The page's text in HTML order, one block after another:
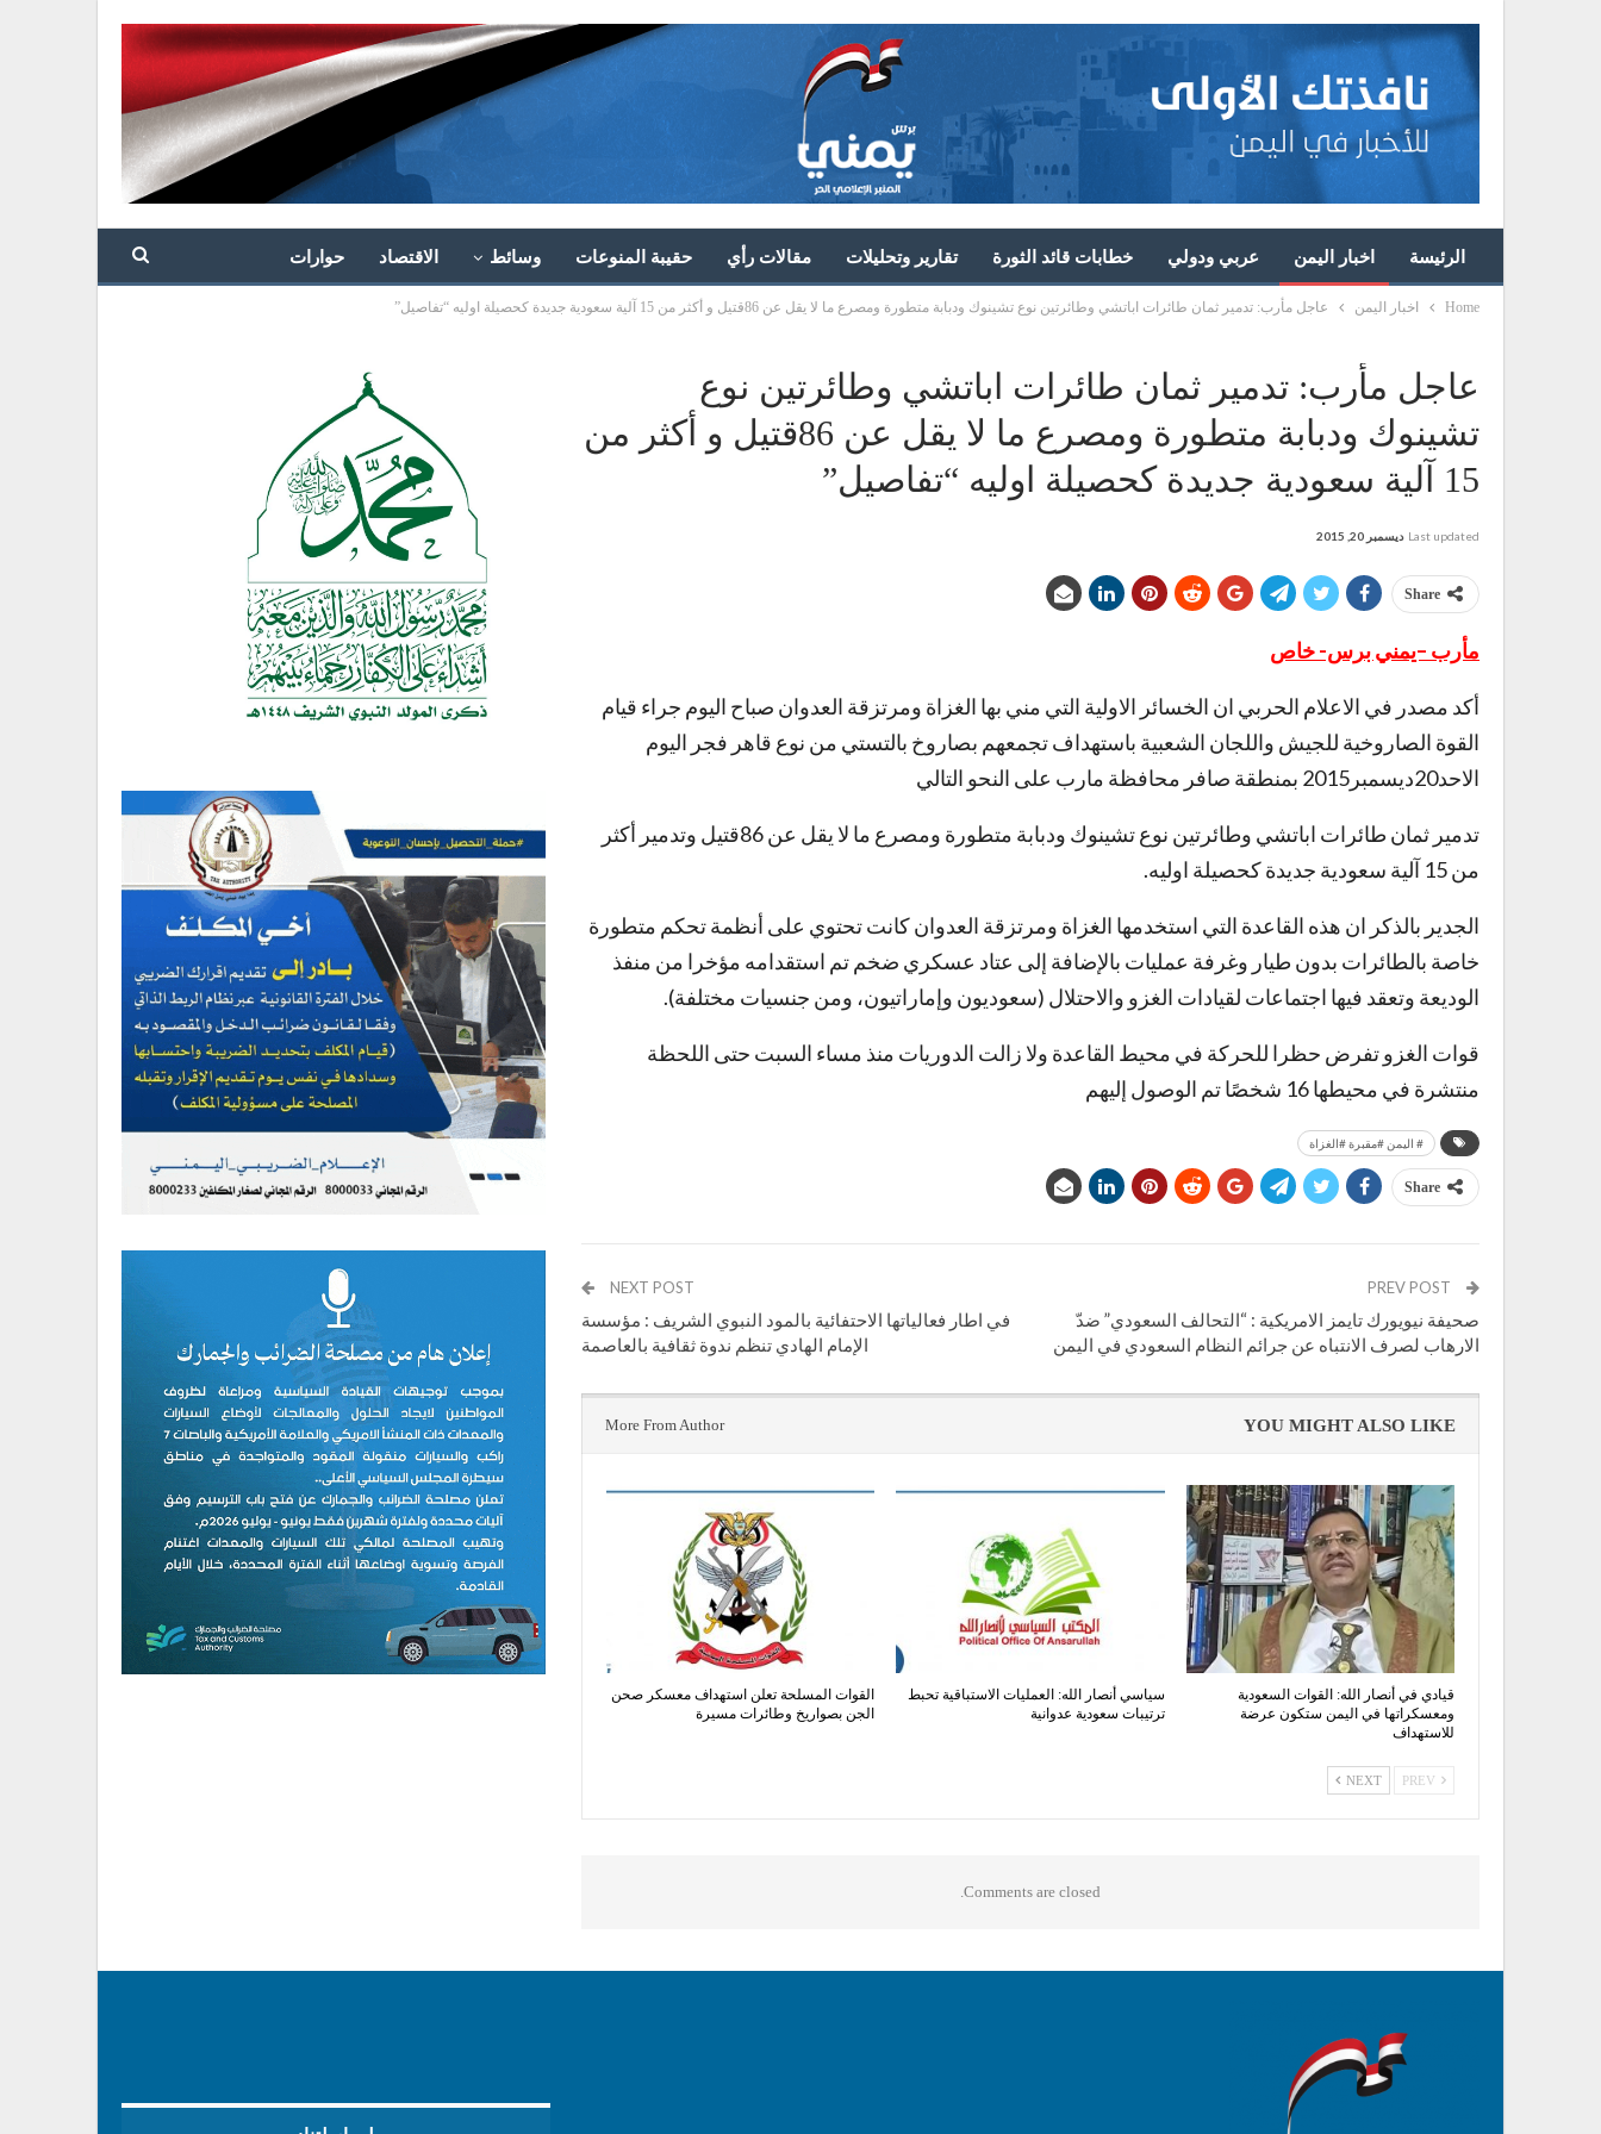
الرئيسة اخبار اليمن عربي ودولي خطابات قائد الثورة تقارير وتحليلات مقالات رأي حقيبة المنوعات وسائط الاقتصاد حوارات
Home اخبار اليمن عاجل مأرب: تدمير ثمان طائرات اباتشي وطائرتين نوع تشينوك ودبابة متطورة ومصرع ما لا يقل عن 86قتيل و أكثر من 15 آلية سعودية جديدة كحصيلة اوليه “تفاصيل”
عاجل مأرب: تدمير ثمان طائرات اباتشي وطائرتين نوع
تشينوك ودبابة متطورة ومصرع ما لا يقل عن 86قتيل و أكثر من
15 آلية سعودية جديدة كحصيلة اوليه “تفاصيل”
Last updated ديسمبر 20, 2015
Share
مأرب –يمني برس- خاص
أكد مصدر في الاعلام الحربي ان الخسائر الاولية التي مني بها الغزاة ومرتزقة العدوان صباح اليوم جراء قيام
القوة الصاروخية للجيش واللجان الشعبية باستهداف تجمعهم بصاروخ بالتستي من نوع قاهر فجر اليوم
الاحد20ديسمبر2015 بمنطقة صافر محافظة مارب على النحو التالي
تدمير ثمان طائرات اباتشي وطائرتين نوع تشينوك ودبابة متطورة ومصرع ما لا يقل عن 86قتيل وتدمير أكثر
من 15 آلية سعودية جديدة كحصيلة اوليه.
الجدير بالذكر ان هذه القاعدة التي استخدمها الغزاة ومرتزقة العدوان كانت تحتوي على أنظمة تحكم متطورة
خاصة بالطائرات بدون طيار وغرفة عمليات بالإضافة إلى عتاد عسكري ضخم تم استقدامه مؤخرا من منفذ
الوديعة وتعقد فيها اجتماعات لقيادات الغزو والاحتلال (سعوديون وإماراتيون، ومن جنسيات مختلفة).
قوات الغزو تفرض حظرا للحركة في محيط القاعدة ولا زالت الدوريات منذ مساء السبت حتى اللحظة
منتشرة في محيطها 16 شخصًا تم الوصول إليهم
# اليمن #مقبرة #الغزاة
Share
صحيفة نيويورك تايمز الامريكية : “التحالف السعودي” ضدّ
الارهاب لصرف الانتباه عن جرائم النظام السعودي في اليمن
NEXT POST
في اطار فعالياتها الاحتفائية بالمود النبوي الشريف : مؤسسة
الإمام الهادي تنظم ندوة ثقافية بالعاصمة
YOU MIGHT ALSO LIKE
More From Author
قيادي في أنصار الله: القوات السعودية
ومعسكراتها في اليمن ستكون عرضة
للاستهداف
سياسي أنصار الله: العمليات الاستباقية تحبط
ترتيبات سعودية عدوانية
القوات المسلحة تعلن استهداف معسكر صحن
الجن بصواريخ وطائرات مسيرة
NEXT
Comments are closed.